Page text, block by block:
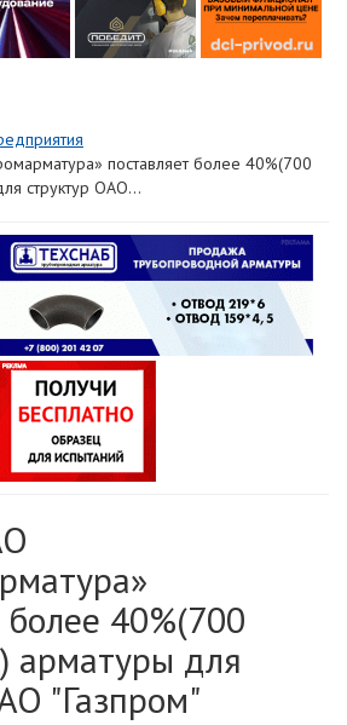
поставляет более 40%(700
структур ОАО...
более 40%(700
арматуры для
"Газпром"